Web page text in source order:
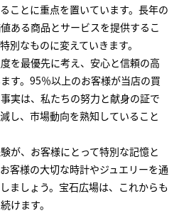
ことに重点を置いています。長年の
ある商品とサービスを提供するこ
別なものに変えていきます。
を最優先に考え、安心と信頼の高
す。95％以上のお客様が当店の買
実は、私たちの努力と献身の証で
し、市場動向を熟知していること
が、お客様にとって特別な記憶と
客様の大切な時計やジュエリーを通
ましょう。宝石広場は、これからも
けます。